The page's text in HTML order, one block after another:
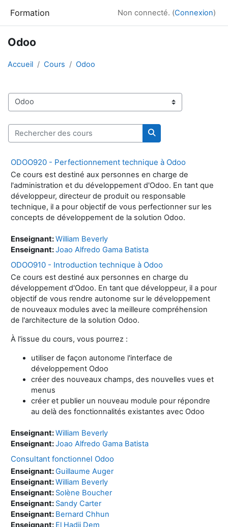
Formation Non connecté. (Connexion)
Odoo
Accueil Cours Odoo
Catégories de cours
Rechercher des cours
Rechercher des
ODOO920 - Perfectionnement technique à Odoo
Ce cours est destiné aux personnes en charge de
l'administration et du développement d'Odoo. En tant que
développeur, directeur de produit ou responsable
technique, il a pour objectif de vous perfectionner sur les
concepts de développement de la solution Odoo.
Enseignant:William Beverly
Enseignant:Joao Alfredo Gama Batista
ODOO910 - Introduction technique à Odoo
Ce cours est destiné aux personnes en charge du
développement d'Odoo. En tant que développeur, il a pour
objectif de vous rendre autonome sur le développement
de nouveaux modules avec la meilleure compréhension
de l'architecture de la solution Odoo.
À l'issue du cours, vous pourrez :
utiliser de façon autonome l'interface de
développement Odoo
créer des nouveaux champs, des nouvelles vues et
menus
créer et publier un nouveau module pour répondre
au delà des fonctionnalités existantes avec Odoo
Enseignant:William Beverly
Enseignant:Joao Alfredo Gama Batista
Consultant fonctionnel Odoo
Enseignant:Guillaume Auger
Enseignant:William Beverly
Enseignant: Solène Boucher
Enseignant: Sandy Carter
Enseignant: Bernard Chhun
Enseignant: El Hadji Dem